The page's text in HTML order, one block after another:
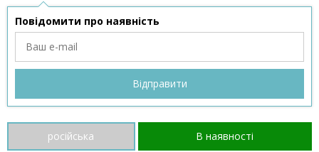
Повідомити про наявність
російська
В наявності